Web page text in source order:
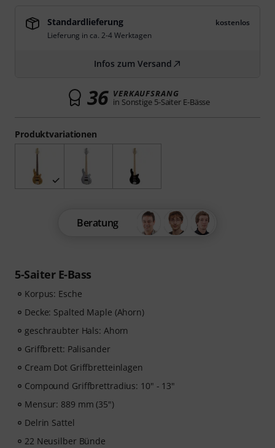
5-Saiter E-Bass
Korpus: Esche
Decke: Spalted Maple (Ahorn)
geschraubter Hals: Ahorn
Griffbrett: Palisander
Cream Dot Griffbretteinlagen
Compound Griffbrettradius: 10" - 13"
Mensur: 889 mm (35")
Delrin Sattel
22 Neusilber Bünde
Produktvariationen
Standardlieferung
kostenlos
Lieferung in ca. 2-4 Werktagen
Infos zum Versand
36 VERKAUFSRANG
in Sonstige 5-Saiter E-Bässe
Beratung